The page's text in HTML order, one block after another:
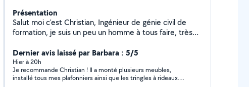
Présentation
Salut moi c'est Christian, Ingénieur de génie civil de
formation, je suis un peu un homme à tous faire, très
acharné et le tous dans la bonne humeur :-)
Dernier avis laissé par Barbara : 5/5
Hier à 20h
Je recommande Christian ! Il a monté plusieurs meubles,
installé tous mes plafonniers ainsi que les tringles à rideaux.